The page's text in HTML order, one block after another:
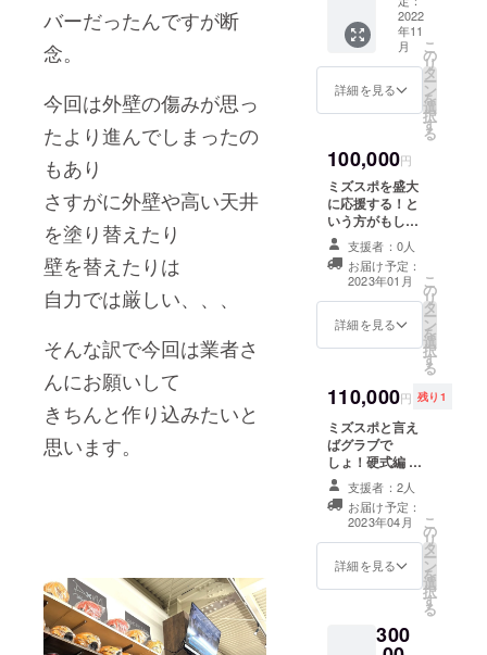
バーだったんですが断
念。
今回は外壁の傷みが思っ
たより進んでしまったの
もあり
さすがに外壁や高い天井
を塗り替えたり
壁を替えたりは
自力では厳しい、、、
そんな訳で今回は業者さ
んにお願いして
きちんと作り込みたいと
思います。
ブラッ
ク×ロゴ
カラー
アイボ
リー ポ
リ100%
クーポ
ンは記
載日か
ら1年間
有効と
なりま
す T
シャツ
と一緒
に発送
させて
頂きま
届け時
期は余
裕をみ
た期間
です。
出来上
がり次
第発送
させて
頂きま
す。 店
頭お受
け取り
の場合
には備
クーポ
ンを
セット
に致し
ます。
ロゴT
シャツ
→レ
ギュ
ラーシ
ルエッ
ト ポリ
100％ド
ライタ
ブラッ
ク/ロゴ
リー オ
リジナ
ルTシャ
ツ→ワ
イドシ
ルエッ
トとな
りま
す。
コット
ン
100％
ト/ロゴ
カラー
ラス面
に、感
謝を込
めてお
名前を
掲載さ
せて頂
社イン
スタグ
ラムス
トー
リーズ
にてご
紹介さ
せて頂
きま
字サイ
ズ、カ
ありま
せんが
こちら
の指定
とさせ
て頂き
ます。
アル
ファ
ト、数
字、記
字以内
で 備考
2022
年11
月
詳細を見る
こ
の
リ
タ
ー
ン
を
選
択
す
る
100,000円
ミズスポを盛大
に応援する！と
いう方がもしい
らっしゃった
ら！ 企業様、個
人様、チーム様
問わずご支援に
感謝を込めて店
内にお名前又は
置し、インスタ
ストーリーズ、
投稿にてご紹介
させて頂きま
す。 看板サイズ
は最小で30×30
の正方形 艶消し
ブラックの切り
抜きとなりま
す。 作成にお日
にちがかかりま
すので設置出来
オリジナルロゴ
支援者：0人
お届け予定：
2023年01月
詳細を見る
こ
の
リ
タ
ー
ン
を
選
択
す
る
110,000円 残り1
ミズスポと言え
ばグラブで
しょ！硬式編 弊
社グラブ型付け
担当小川デザイ
ンの硬式用別注
グラブを型付け
してお届けしま
す。 グラブは内
体はこちらでデ
支援者：2人
お届け予定：
2023年04月
詳細を見る
こ
の
リ
タ
ー
ン
を
選
択
す
る
300